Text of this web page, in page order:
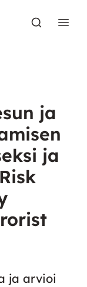
ja
ja
ja arvioi